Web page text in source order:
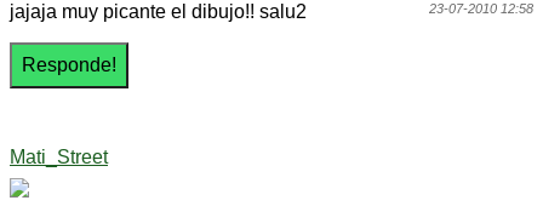
23-07-2010 12:58
jajaja muy picante el dibujo!! salu2
Mati_Street